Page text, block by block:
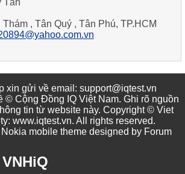
Tân
, Tân Quý , Tân Phú, TP.HCM
xin gửi về email: support@iqtest.vn
© Cộng Đồng IQ Việt Nam. Ghi rõ nguồn
tin từ website này. Copyright © Viet
: www.iqtest.vn. All rights reserved.
Nokia mobile theme designed by Forum